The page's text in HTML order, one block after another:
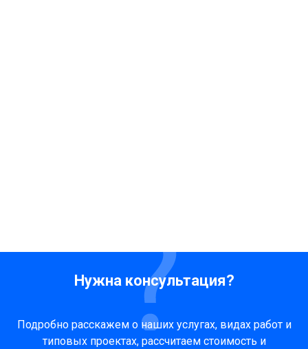
Нужна консультация?
Подробно расскажем о наших услугах, видах работ и
типовых проектах, рассчитаем стоимость и